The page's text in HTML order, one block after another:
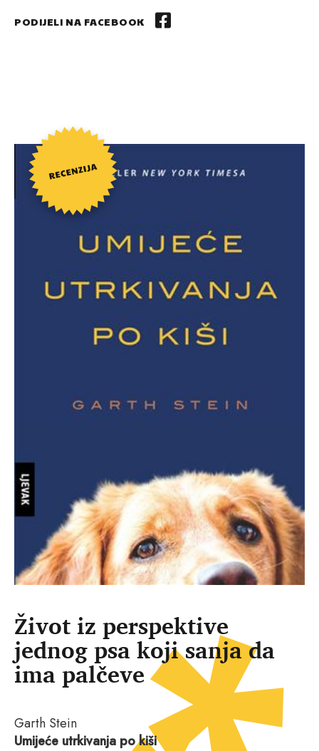
PODIJELI NA FACEBOOK
Život iz perspektive
jednog psa koji sanja da
ima palčeve
Garth Stein
Umijeće utrkivanja po kiši